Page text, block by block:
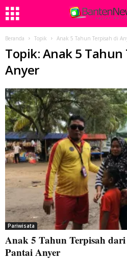
Beranda Topik Anak 5 Tahun Terpisah di
Topik: Anak 5
Anyer
Pariwisata
Anak 5 Tahun Terpisah
Pantai Anyer